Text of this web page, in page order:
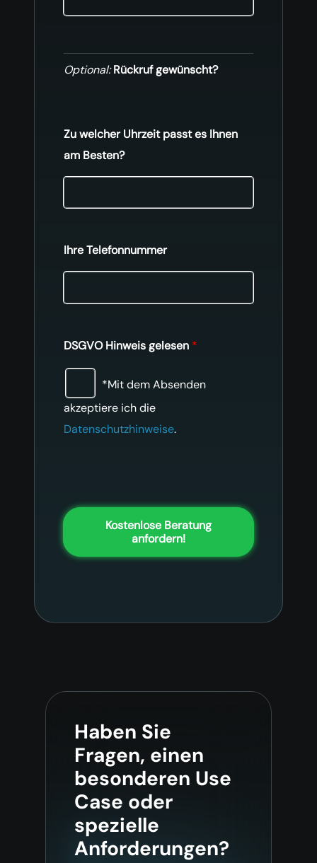
Optional:Rückruf gewünscht?
Zu welcher Uhrzeit passt es Ihnen
am Besten?
Ihre Telefonnummer
DSGVO Hinweis gelesen *
*Mit dem Absenden
akzeptiere ich die
Datenschutzhinweise.
Kostenlose Beratung
anfordern!
Haben Sie
Fragen, einen
besonderen Use
Case oder
spezielle
Anforderungen?